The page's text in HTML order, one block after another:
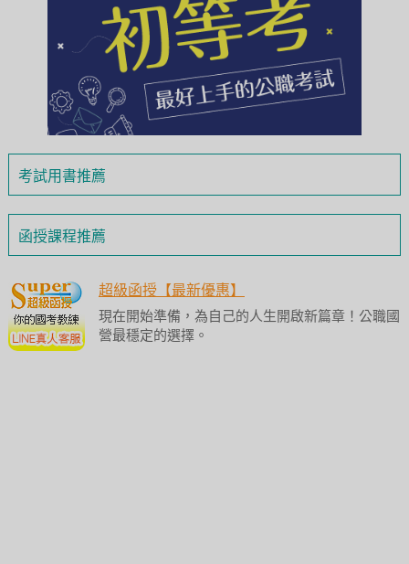
考試用書推薦
函授課程推薦
超級函授【最新優惠】
現在開始準備，為自己的人生開啟新篇章！公職國
營最穩定的選擇。